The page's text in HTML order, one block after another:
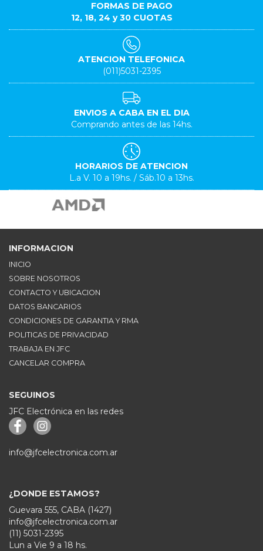
FORMAS DE PAGO
12, 18, 24 y 30 CUOTAS
ATENCION TELEFONICA
(011)5031-2395
ENVIOS A CABA EN EL DIA
Comprando antes de las 14hs.
HORARIOS DE ATENCION
L.a V. 10 a 19hs. / Sáb.10 a 13hs.
INFORMACION
INICIO
SOBRE NOSOTROS
CONTACTO Y UBICACION
DATOS BANCARIOS
CONDICIONES DE GARANTIA Y RMA
POLITICAS DE PRIVACIDAD
TRABAJA EN JFC
CANCELAR COMPRA
SEGUINOS
JFC Electrónica en las redes
info@jfcelectronica.com.ar
¿DONDE ESTAMOS?
Guevara 555, CABA (1427)
info@jfcelectronica.com.ar
(11) 5031-2395
Lun a Vie 9 a 18 hs.